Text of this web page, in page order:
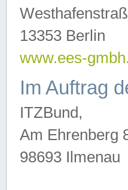
13353 Berlin
www.ees-
Im Auftrag
ITZBund,
Am Ehrenberg
98693 Ilmenau